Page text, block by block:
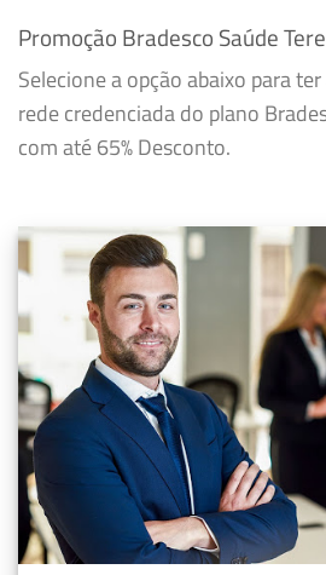
Promoção Bradesco Saúde
Selecione a opção abaixo para
rede credenciada do plano
com até 65% Desconto.